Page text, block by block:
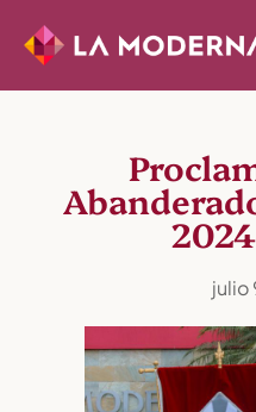
julio